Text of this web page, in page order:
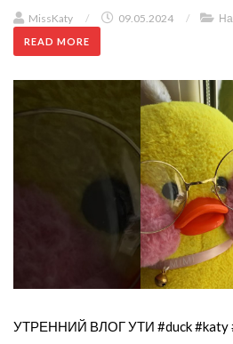
MissKaty / 09.05.2024 /
READ MORE
УТРЕННИЙ ВЛОГ УТИ #duck #katy